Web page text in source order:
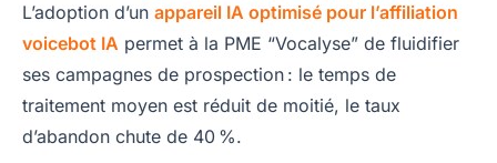
L’adoption d’un appareil IA optimisé pour l’affiliation
voicebot IA permet à la PME “Vocalyse” de fluidifier
ses campagnes de prospection : le temps de
traitement moyen est réduit de moitié, le taux
d’abandon chute de 40 %.